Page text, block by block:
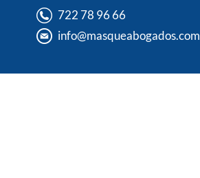
722 78 96 66
info@masqueabogados.com